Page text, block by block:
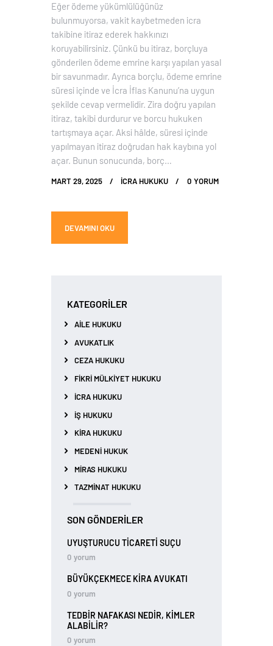
Eğer ödeme yükümlülüğünüz
bulunmuyorsa, vakit kaybetmeden icra
takibine itiraz ederek hakkınızı
koruyabilirsiniz. Çünkü bu itiraz, borçluya
gönderilen ödeme emrine karşı yapılan yasal
bir savunmadır. Ayrıca borçlu, ödeme emrine
süresi içinde ve İcra İflas Kanunu’na uygun
şekilde cevap vermelidir. Zira doğru yapılan
itiraz, takibi durdurur ve borcu hukuken
tartışmaya açar. Aksi hâlde, süresi içinde
yapılmayan itiraz doğrudan hak kaybına yol
açar. Bunun sonucunda, borç…
MART 29, 2025 İCRA HUKUKU 0 YORUM
DEVAMINI OKU
KATEGORILER
AILE HUKUKU
AVUKATLIK
CEZA HUKUKU
FIKRI MÜLKIYET HUKUKU
İCRA HUKUKU
İŞ HUKUKU
KIRA HUKUKU
MEDENI HUKUK
MIRAS HUKUKU
TAZMINAT HUKUKU
SON GÖNDERILER
UYUŞTURUCU TİCARETİ SUÇU
0 yorum
BÜYÜKÇEKMECE KIRA AVUKATI
0 yorum
TEDBIR NAFAKASI NEDIR, KIMLER
ALABILIR?
0 yorum